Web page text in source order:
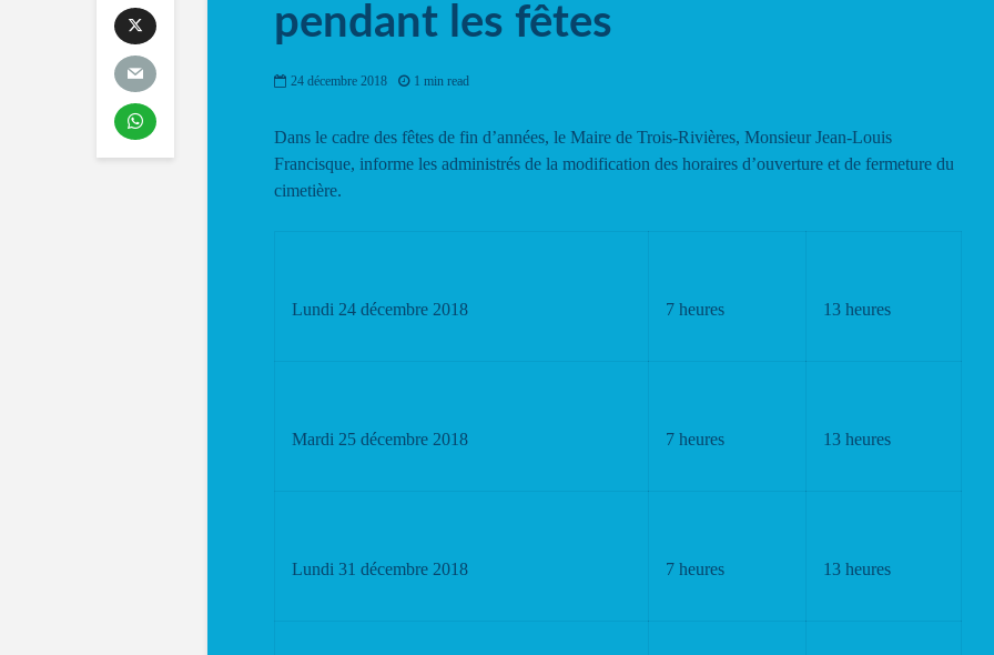
pendant les fêtes
24 décembre 2018 1 min read
Dans le cadre des fêtes de fin d’années, le Maire de Trois-Rivières, Monsieur Jean-Louis
Francisque, informe les administrés de la modification des horaires d’ouverture et de fermeture du
cimetière.
Lundi 24 décembre 2018 7 heures 13 heures
Mardi 25 décembre 2018 7 heures 13 heures
Lundi 31 décembre 2018 7 heures 13 heures